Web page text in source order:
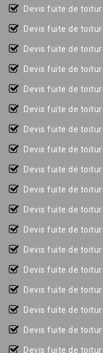
Devis fuite de
Devis fuite de
Devis fuite de
Devis fuite de
Devis fuite de
Devis fuite de
Devis fuite de
Devis fuite de
Devis fuite de
Devis fuite de
Devis fuite de
Devis fuite de
Devis fuite de
Devis fuite de
Devis fuite de
Devis fuite de
Devis fuite de
Devis fuite de